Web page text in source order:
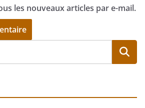
les nouveaux articles par e-mail.